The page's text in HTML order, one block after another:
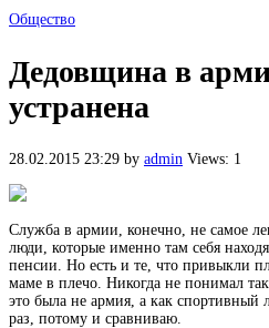
Общество
Дедовщина в
устранена
28.02.2015 23:29 by admin Views: 1
Служба в армии, конечно, не самое
люди, которые именно там себя
пенсии. Но есть и те, что привыкли
маме в плечо. Никогда не понимал
это была не армия, а как спортивный
раз, потому и сравниваю.